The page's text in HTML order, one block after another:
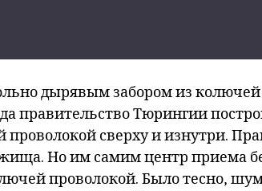
дырявым забором из
правительство Тюрингии
сверху и изнутри.
Но им самим центр приема
проволокой. Было тесно,